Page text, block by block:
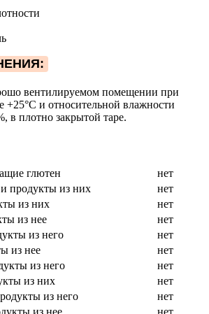
вентилируемом помещении при
+25°С и относительной влажности
в плотно закрытой таре.
глютен
нет
продукты из них
нет
из них
нет
из нее
нет
из него
нет
из нее
нет
из него
нет
из них
нет
из него
нет